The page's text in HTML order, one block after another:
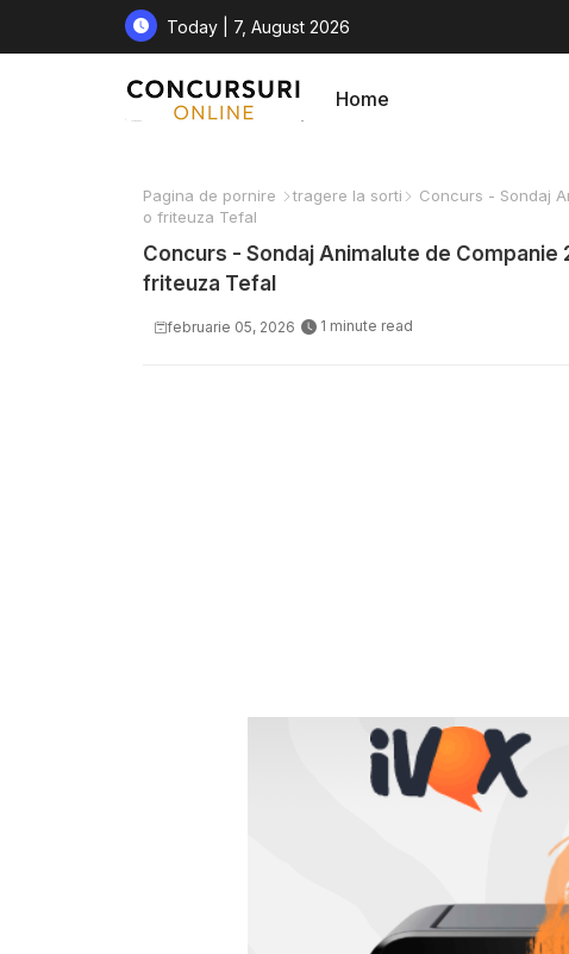
Today | 7, August 2026
Home
Pagina de pornire tragere la sorti
Concurs - Sondaj
o friteuza Tefal
Concurs - Sondaj Animalute de
friteuza Tefal
februarie 05, 2026 1 minute read